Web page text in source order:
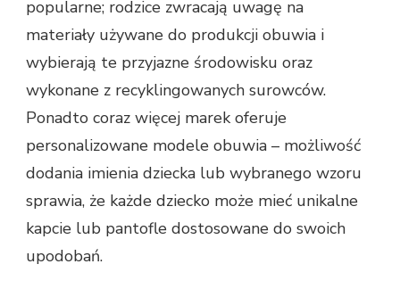
popularne; rodzice zwracają uwagę na
materiały używane do produkcji obuwia i
wybierają te przyjazne środowisku oraz
wykonane z recyklingowanych surowców.
Ponadto coraz więcej marek oferuje
personalizowane modele obuwia – możliwość
dodania imienia dziecka lub wybranego wzoru
sprawia, że każde dziecko może mieć unikalne
kapcie lub pantofle dostosowane do swoich
upodobań.